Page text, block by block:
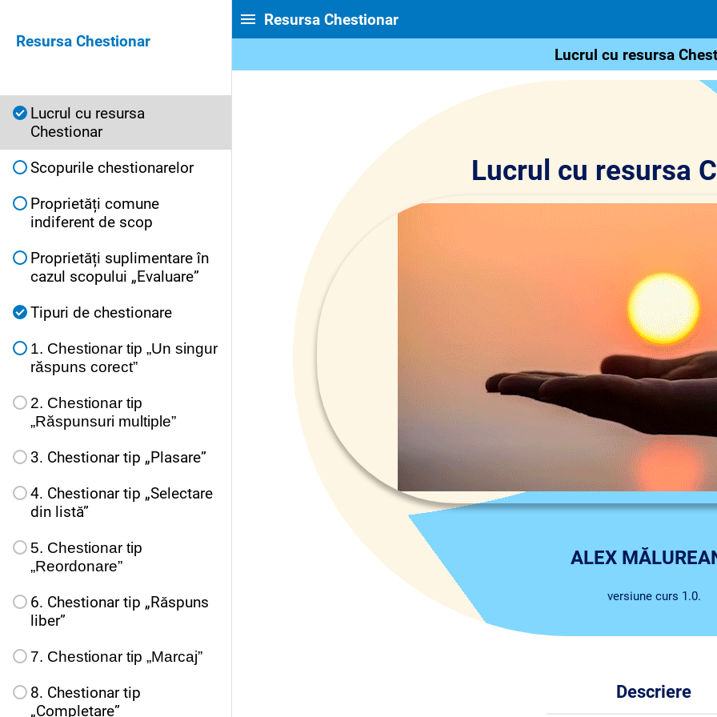
Resursa Chestionar
Lucrul cu resursa
Chestionar
Scopurile chestionarelor
Proprietăți comune
indiferent de scop
Proprietăți suplimentare în
cazul scopului „Evaluare”
Tipuri de chestionare
1. Chestionar tip „Un singur
răspuns corect”
2. Chestionar tip
„Răspunsuri multiple”
3. Chestionar tip „Plasare”
4. Chestionar tip „Selectare
din listă”
5. Chestionar tip
„Reordonare”
6. Chestionar tip „Răspuns
liber”
7. Chestionar tip „Marcaj”
8. Chestionar tip
„Completare”
Resursa Chestionar
Lucrul cu resursa
Lucrul cu resursa
ALEX
versiune curs 1.0.
Descriere